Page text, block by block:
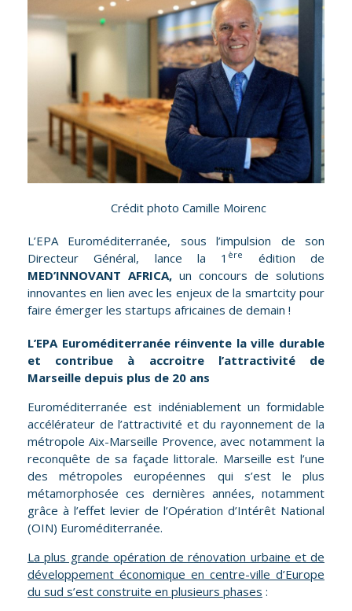
Crédit photo Camille Moirenc
L’EPA Euroméditerranée, sous l’impulsion de son
Directeur Général, lance la 1 ère
édition de
MED’INNOVANT AFRICA, un concours de solutions
innovantes en lien avec les enjeux de la smartcity pour
faire émerger les startups africaines de demain !
L’EPA Euroméditerranée réinvente la ville durable
et contribue à accroitre l’attractivité de
Marseille depuis plus de 20 ans
Euroméditerranée est indéniablement un formidable
accélérateur de l’attractivité et du rayonnement de la
métropole Aix-Marseille Provence, avec notamment la
reconquête de sa façade littorale. Marseille est l’une
des métropoles européennes qui s’est le plus
métamorphosée ces dernières années, notamment
grâce à l’effet levier de l’Opération d’Intérêt National
(OIN) Euroméditerranée.
La plus grande opération de rénovation urbaine et de
développement économique en centre-ville d’Europe
du sud s’est construite en plusieurs phases :